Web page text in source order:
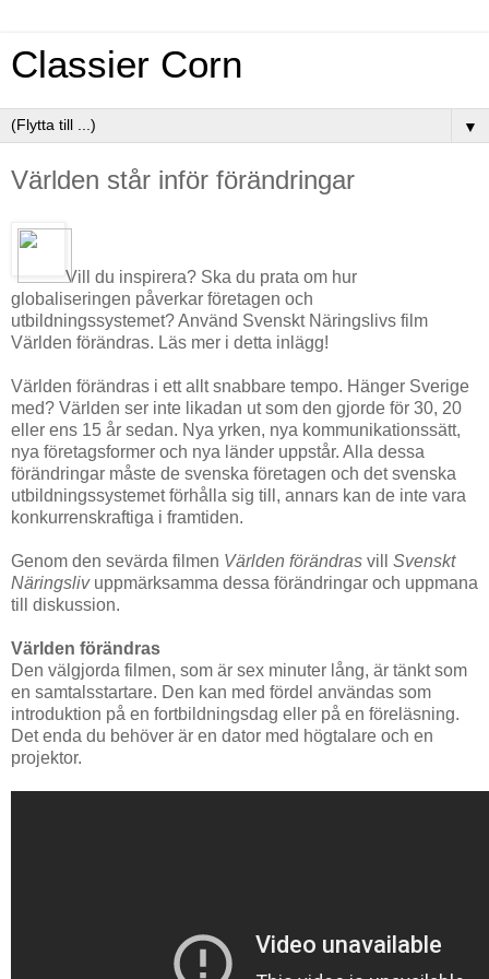
Classier Corn
▼
Världen står inför förändringar
Vill du inspirera? Ska du prata om hur
globaliseringen påverkar företagen och
utbildningssystemet? Använd Svenskt Näringslivs film
Världen förändras. Läs mer i detta inlägg!
Världen förändras i ett allt snabbare tempo. Hänger Sverige
med? Världen ser inte likadan ut som den gjorde för 30, 20
eller ens 15 år sedan. Nya yrken, nya kommunikationssätt,
nya företagsformer och nya länder uppstår. Alla dessa
förändringar måste de svenska företagen och det svenska
utbildningssystemet förhålla sig till, annars kan de inte vara
konkurrenskraftiga i framtiden.
Genom den sevärda filmen Världen förändras vill Svenskt
Näringslivuppmärksamma dessa förändringar och uppmana
till diskussion.
Världen förändras
Den välgjorda filmen, som är sex minuter lång, är tänkt som
en samtalsstartare. Den kan med fördel användas som
introduktion på en fortbildningsdag eller på en föreläsning.
Det enda du behöver är en dator med högtalare och en
projektor.